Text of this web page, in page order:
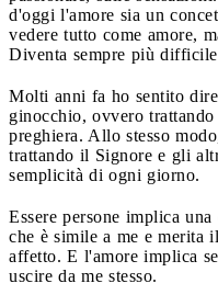
d'oggi l'amore sia un
vedere tutto come amore,
Diventa sempre più
Molti anni fa ho sentito
ginocchio, ovvero
preghiera. Allo stesso
trattando il Signore e gli
semplicità di ogni giorno.
Essere persone implica
che è simile a me e merita
affetto. E l'amore implica
uscire da me stesso.